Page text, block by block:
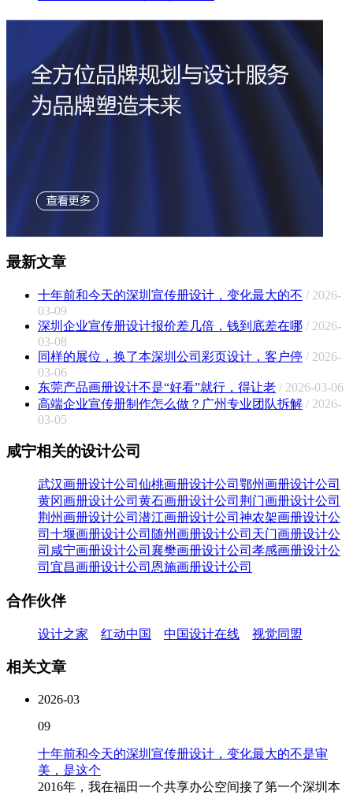
最新文章
十年前和今天的深圳宣传册设计，变化最大的不 / 2026-
03-09
深圳企业宣传册设计报价差几倍，钱到底差在哪 / 2026-
03-08
同样的展位，换了本深圳公司彩页设计，客户停 / 2026-
03-06
东莞产品画册设计不是“好看”就行，得让老 / 2026-03-06
高端企业宣传册制作怎么做？广州专业团队拆解 / 2026-
03-05
咸宁相关的设计公司
武汉画册设计公司 仙桃画册设计公司 鄂州画册设计公司
黄冈画册设计公司 黄石画册设计公司 荆门画册设计公司
荆州画册设计公司 潜江画册设计公司 神农架画册设计公
司 十堰画册设计公司 随州画册设计公司 天门画册设计公
司 咸宁画册设计公司 襄樊画册设计公司 孝感画册设计公
司 宜昌画册设计公司 恩施画册设计公司
合作伙伴
设计之家 红动中国 中国设计在线 视觉同盟
相关文章
2026-03
09
十年前和今天的深圳宣传册设计，变化最大的不是审
美，是这个
2016年，我在福田一个共享办公空间接了第一个深圳本